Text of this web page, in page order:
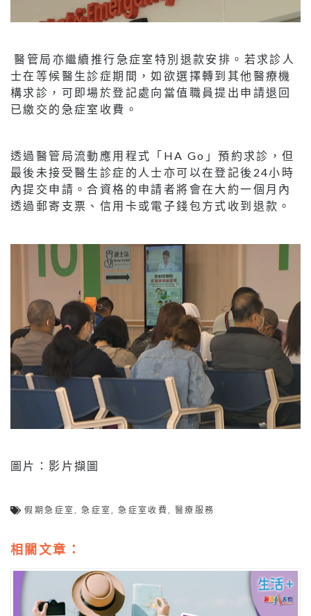
醫管局亦繼續推行急症室特別退款安排。若求診人
士在等候醫生診症期間，如欲選擇轉到其他醫療機
構求診，可即場於登記處向當值職員提出申請退回
已繳交的急症室收費。
透過醫管局流動應用程式「HA Go」預約求診，但
最後未接受醫生診症的人士亦可以在登記後24小時
內提交申請。合資格的申請者將會在大約一個月內
透過郵寄支票、信用卡或電子錢包方式收到退款。
圖片：影片擷圖
假期急症室 ,急症室 ,急症室收費 ,醫療服務
相關文章：